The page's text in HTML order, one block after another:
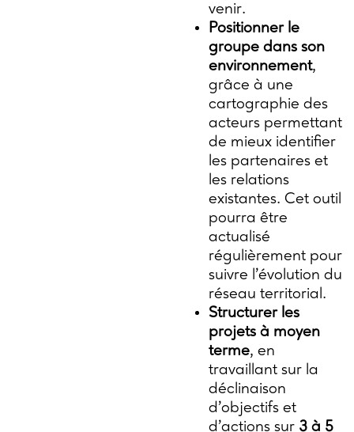
venir.
Positionner le
groupe dans son
environnement,
grâce à une
cartographie des
acteurs permettant
de mieux identifier
les partenaires et
les relations
existantes. Cet outil
pourra être
actualisé
régulièrement pour
suivre l’évolution du
réseau territorial.
Structurer les
projets à moyen
terme, en
travaillant sur la
déclinaison
d’objectifs et
d’actions sur 3 à 5